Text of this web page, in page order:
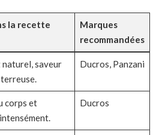
la recette
Marques
recommandées
saveur
Ducros, Panzani
corps et
Ducros